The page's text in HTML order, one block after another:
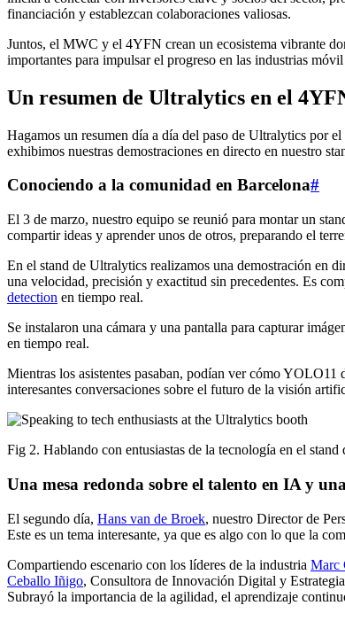
financiación y establezcan colaboraciones valiosas.
Juntos, el MWC y el 4YFN crean un ecosistema vibrante
importantes para impulsar el progreso en las industrias
Un resumen de Ultralytics en el
Hagamos un resumen día a día del paso de Ultralytics por
exhibimos nuestras demostraciones en directo en nuestro
Conociendo a la comunidad en Barcelona#
El 3 de marzo, nuestro equipo se reunió para montar un
compartir ideas y aprender unos de otros, preparando el
En el stand de Ultralytics realizamos una demostración en
una velocidad, precisión y exactitud sin precedentes. Es
detection en tiempo real.
Se instalaron una cámara y una pantalla para capturar
en tiempo real.
Mientras los asistentes pasaban, podían ver cómo YOLO11
interesantes conversaciones sobre el futuro de la visión
Fig 2. Hablando con entusiastas de la tecnología en el
Una mesa redonda sobre el talento en IA y
El segundo día, Hans van de Broek, nuestro Director de
Este es un tema interesante, ya que es algo con lo que la
Compartiendo escenario con los líderes de la industria Marc
Ceballo Iñigo, Consultora de Innovación Digital y
Subrayó la importancia de la agilidad, el aprendizaje